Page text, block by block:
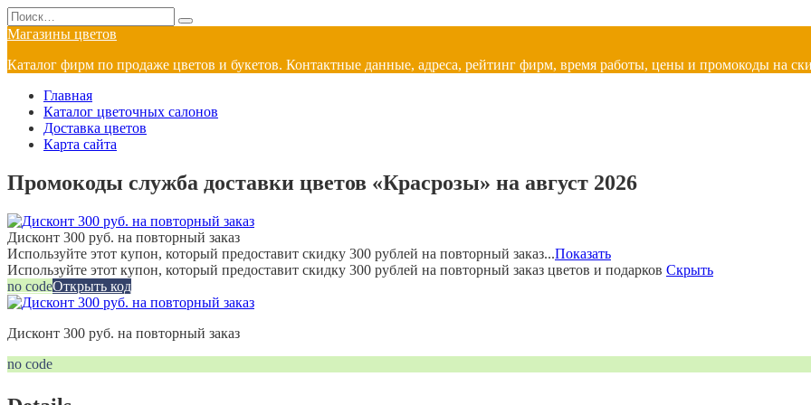
Перейти
к
содержанию
Search
for:
Магазины цветов
Каталог фирм по продаже цветов и букетов. Контактные данные, адреса, рейтинг фирм, время работы, цены и промокоды на
Главная
Каталог цветочных салонов
Доставка цветов
Карта сайта
Промокоды служба доставки цветов «Красрозы» на август 2026
Дисконт 300 руб. на повторный заказ
Используйте этот купон, который предоставит скидку 300 рублей на повторный заказ...Показать
Используйте этот купон, который предоставит скидку 300 рублей на повторный заказ цветов и подарков Скрыть
no codeОткрыть код
Дисконт 300 руб. на повторный заказ
no code